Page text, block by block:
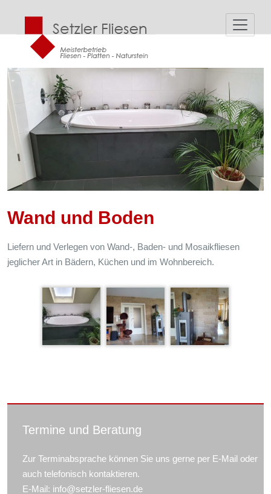
springen
Wand und Boden
Liefern und Verlegen von Wand-, Baden- und Mosaikfliesen
jeglicher Art in Bädern, Küchen und im Wohnbereich.
Termine und Beratung
Zur Terminabsprache können Sie uns gerne per E-Mail oder
auch telefonisch kontaktieren.
E-Mail: info@setzler-fliesen.de